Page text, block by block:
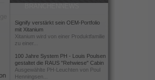
Signify verstärkt sein OEM-Portfolio
mit Xitanium
Xitanium wird von einer Produktfamilie
zu einer...
100 Jahre System PH - Louis Poulsen
gestaltet die RAUS "Rehwiese" Cabin
Ausgewählte PH-Leuchten von Poul
Henningsen...